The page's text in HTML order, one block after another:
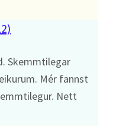
Skemmtilegar
Mér fannst
Nett